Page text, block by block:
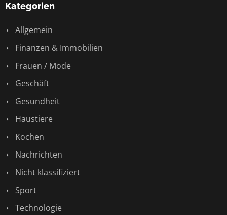
Kategorien
Allgemein
Finanzen & Immobilien
Frauen / Mode
Geschäft
Gesundheit
Haustiere
Kochen
Nachrichten
Nicht klassifiziert
Sport
Technologie